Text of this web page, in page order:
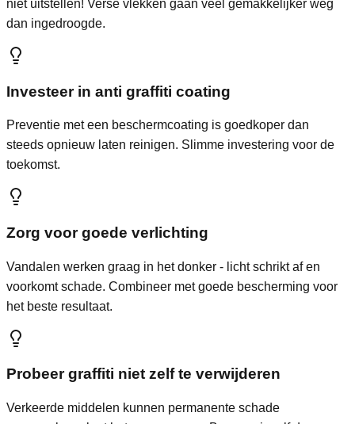
niet uitstellen! Verse vlekken gaan veel gemakkelijker weg
dan ingedroogde.
Investeer in anti graffiti coating
Preventie met een beschermcoating is goedkoper dan
steeds opnieuw laten reinigen. Slimme investering voor de
toekomst.
Zorg voor goede verlichting
Vandalen werken graag in het donker - licht schrikt af en
voorkomt schade. Combineer met goede bescherming voor
het beste resultaat.
Probeer graffiti niet zelf te verwijderen
Verkeerde middelen kunnen permanente schade